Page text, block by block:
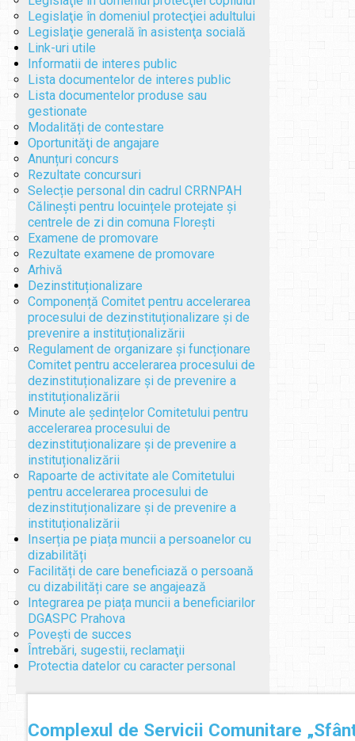
Legislaţie în domeniul protecţiei adultului
Legislaţie generală în asistenţa socială
Link-uri utile
Informatii de interes public
Lista documentelor de interes public
Lista documentelor produse sau
gestionate
Modalități de contestare
Oportunităţi de angajare
Anunțuri concurs
Rezultate concursuri
Selecție personal din cadrul CRRNPAH
Călinești pentru locuințele protejate și
centrele de zi din comuna Florești
Examene de promovare
Rezultate examene de promovare
Arhivă
Dezinstituționalizare
Componență Comitet pentru accelerarea
procesului de dezinstituționalizare și de
prevenire a instituționalizării
Regulament de organizare și funcționare
Comitet pentru accelerarea procesului de
dezinstituționalizare și de prevenire a
instituționalizării
Minute ale ședințelor Comitetului pentru
accelerarea procesului de
dezinstituționalizare și de prevenire a
instituționalizării
Rapoarte de activitate ale Comitetului
pentru accelerarea procesului de
dezinstituționalizare și de prevenire a
instituționalizării
Inserția pe piața muncii a persoanelor cu
dizabilități
Facilități de care beneficiază o persoană
cu dizabilități care se angajează
Integrarea pe piața muncii a beneficiarilor
DGASPC Prahova
Povești de succes
Întrebări, sugestii, reclamaţii
Protectia datelor cu caracter personal
Complexul de Servicii Comunitare